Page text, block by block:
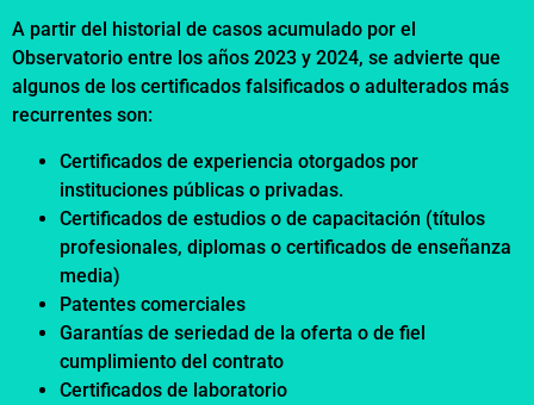
A partir del historial de casos acumulado por el
Observatorio entre los años 2023 y 2024, se advierte que
algunos de los certificados falsificados o adulterados más
recurrentes son:
Certificados de experiencia otorgados por
instituciones públicas o privadas.
Certificados de estudios o de capacitación (títulos
profesionales, diplomas o certificados de enseñanza
media)
Patentes comerciales
Garantías de seriedad de la oferta o de fiel
cumplimiento del contrato
Certificados de laboratorio